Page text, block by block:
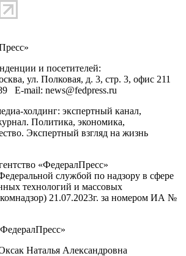
»
и посетителей:
, ул. Полковая, д. 3, стр. 3, офис 211
E-mail: news@fedpress.ru
холдинг: экспертный канал,
Политика, экономика,
Экспертный взгляд на жизнь
«ФедералПресс»
службой по надзору в сфере
технологий и массовых
21.07.2023г. за номером ИА №
Наталья Александровна